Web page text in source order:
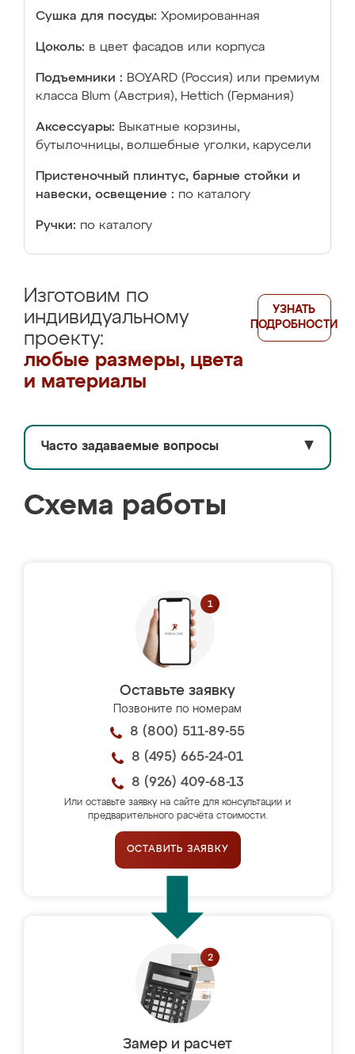
Сушка для посуды: Хромированная
Цоколь: в цвет фасадов или корпуса
Подъемники : BOYARD (Россия) или премиум
класса Blum (Австрия), Hettich (Германия)
Аксессуары: Выкатные корзины,
бутылочницы, волшебные уголки, карусели
Пристеночный плинтус, барные стойки и
навески, освещение : по каталогу
Ручки: по каталогу
Изготовим по
индивидуальному
проекту:
любые размеры, цвета
и материалы
УЗНАТЬ
ПОДРОБНОСТИ
Часто задаваемые вопросы ▼
Схема работы
Оставьте заявку
Позвоните по номерам
8 (800) 511-89-55
8 (495) 665-24-01
8 (926) 409-68-13
Или оставьте заявку на сайте для консультации и
предварительного расчёта стоимости.
ОСТАВИТЬ ЗАЯВКУ
Замер и расчет